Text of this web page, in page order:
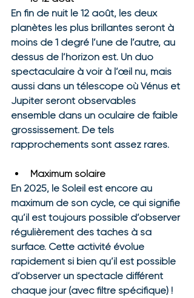
En fin de nuit le 12 août, les deux
planètes les plus brillantes seront à
moins de 1 degré l’une de l’autre, au
dessus de l’horizon est. Un duo
spectaculaire à voir à l’œil nu, mais
aussi dans un télescope où Vénus et
Jupiter seront observables
ensemble dans un oculaire de faible
grossissement. De tels
rapprochements sont assez rares.
Maximum solaire
En 2025, le Soleil est encore au
maximum de son cycle, ce qui signifie
qu’il est toujours possible d’observer
régulièrement des taches à sa
surface. Cette activité évolue
rapidement si bien qu’il est possible
d’observer un spectacle différent
chaque jour (avec filtre spécifique) !